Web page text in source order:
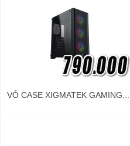
VỎ CASE XIGMATEK GAMING...